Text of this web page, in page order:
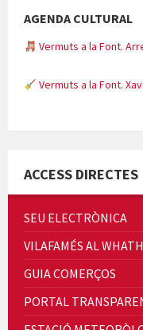
AGENDA CULTURAL
Vermuts a la Font.
Vermuts a la Font.
Quintà Culroja
ACCESS DIRECTES
SEU ELECTRÒNICA
VILAFAMÉS AL
GUIA COMERÇOS
PORTAL